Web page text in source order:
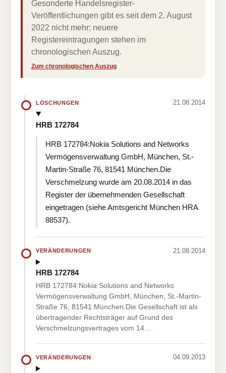
Gesonderte Handelsregister-
Veröffentlichungen gibt es seit dem 2. August
2022 nicht mehr; neuere
Registereintragungen stehen im
chronologischen Auszug.
Zum chronologischen Auszug
LÖSCHUNGEN 21.08.2014
HRB 172784
HRB 172784:Nokia Solutions and Networks
Vermögensverwaltung GmbH, München, St.-
Martin-Straße 76, 81541 München.Die
Verschmelzung wurde am 20.08.2014 in das
Register der übernehmenden Gesellschaft
eingetragen (siehe Amtsgericht München HRA
88537).
VERÄNDERUNGEN 21.08.2014
HRB 172784
HRB 172784:Nokia Solutions and Networks
Vermögensverwaltung GmbH, München, St.-Martin-
Straße 76, 81541 München.Die Gesellschaft ist als
übertragender Rechtsträger auf Grund des
Verschmelzungsvertrages vom 14…
VERÄNDERUNGEN 04.09.2013